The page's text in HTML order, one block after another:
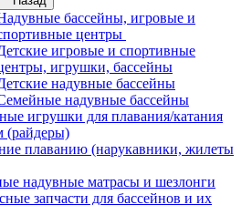
бассейны, игровые и
центры
игровые и спортивные
игрушки, бассейны
надувные бассейны
надувные бассейны
игрушки для плавания/катания
(райдеры)
плаванию (нарукавники, жилеты
надувные матрасы и шезлонги
запчасти для бассейнов и их